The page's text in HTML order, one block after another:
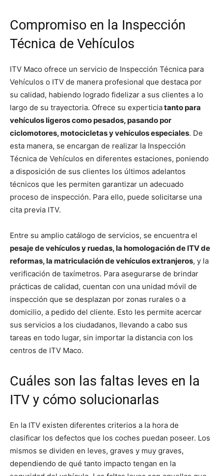
Compromiso en la Inspección
Técnica de Vehículos
ITV Maco ofrece un servicio de Inspección Técnica para
Vehículos o ITV de manera profesional que destaca por
su calidad, habiendo logrado fidelizar a sus clientes a lo
largo de su trayectoria. Ofrece su experticiatanto para
vehículos ligeros como pesados, pasando por
ciclomotores, motocicletas y vehículos especiales. De
esta manera, se encargan de realizar la Inspección
Técnica de Vehículos en diferentes estaciones, poniendo
a disposición de sus clientes los últimos adelantos
técnicos que les permiten garantizar un adecuado
proceso de inspección. Para ello, puede solicitarse una
cita previa ITV.
Entre su amplio catálogo de servicios, se encuentra el
pesaje de vehículos y ruedas, la homologación de ITV de
reformas, la matriculación de vehículos extranjeros, y la
verificación de taxímetros. Para asegurarse de brindar
prácticas de calidad, cuentan con una unidad móvil de
inspección que se desplazan por zonas rurales o a
domicilio, a pedido del cliente. Esto les permite acercar
sus servicios a los ciudadanos, llevando a cabo sus
tareas en todo lugar, sin importar la distancia con los
centros de ITV Maco.
Cuáles son las faltas leves en la
ITV y cómo solucionarlas
En la ITV existen diferentes criterios a la hora de
clasificar los defectos que los coches puedan poseer. Los
mismos se dividen en leves, graves y muy graves,
dependiendo de qué tanto impacto tengan en la